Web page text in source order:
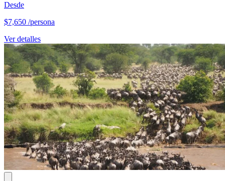
Desde
$7,650 /persona
Ver detalles